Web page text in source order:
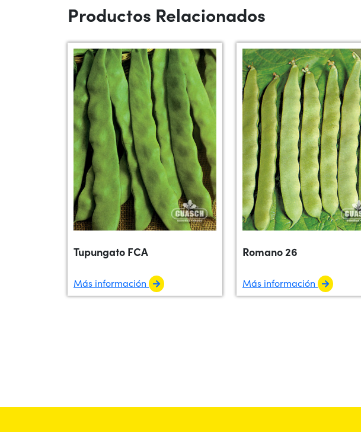
Productos Relacionados
Tupungato FCA
Más información
Romano 26
Más información